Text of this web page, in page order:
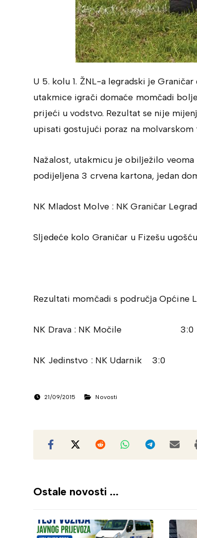
U 5. kolu 1. ŽNL-a legradski je
utakmice igrači domaće momčadi
prijeći u vodstvo. Rezultat se nije
upisati gostujući poraz na molvarskom
Nažalost, utakmicu je obilježilo
podijeljena 3 crvena kartona, jedan
NK Mladost Molve : NK Graničar
Sljedeće kolo Graničar u Fizešu
Rezultati momčadi s područja Općine
NK Drava : NK Močile 3:0
NK Jedinstvo : NK Udarnik 3:0
21/09/2015 Novosti
Ostale novosti ...